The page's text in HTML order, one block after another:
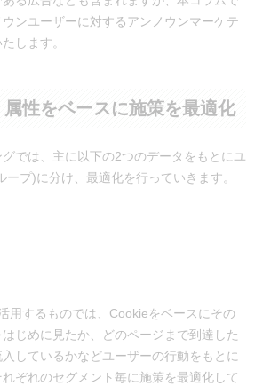
ンユーザーに対するアンノウンマーケテ
します。
性をベースに施策を最適化
では、主に以下の2つのデータをもとにユ
プ)に分け、最適化を行っていきます。
用するものでは、Cookieをベースにその
じめに見たか、どのページまで到達した
しているかなどユーザーの行動をもとに
ぞれのセグメント毎に施策を最適化して